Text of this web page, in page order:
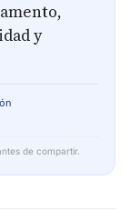
y
de compartir.